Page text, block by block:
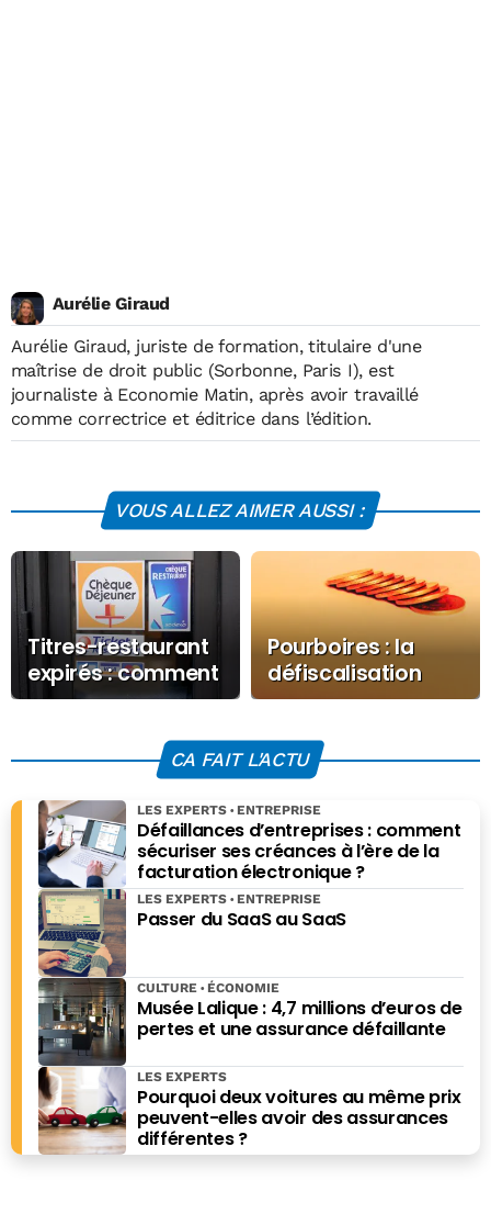
Aurélie Giraud
Aurélie Giraud, juriste de formation, titulaire d'une
maîtrise de droit public (Sorbonne, Paris I), est
journaliste à Economie Matin, après avoir travaillé
comme correctrice et éditrice dans l’édition.
VOUS ALLEZ AIMER AUSSI :
Titres-restaurant
expirés : comment
éviter de perdre
Pourboires : la
défiscalisation
confirmée en 2026
CA FAIT L'ACTU
Défaillances d’entreprises : comment
sécuriser ses créances à l’ère de la
facturation électronique ?
LES EXPERTS ENTREPRISE
Passer du SaaS au SaaS
LES EXPERTS ENTREPRISE
Musée Lalique : 4,7 millions d’euros de
pertes et une assurance défaillante
CULTURE ÉCONOMIE
Pourquoi deux voitures au même prix
peuvent-elles avoir des assurances
différentes ?
LES EXPERTS